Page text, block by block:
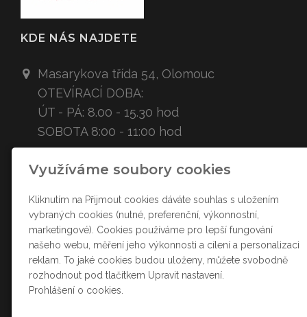
KDE NÁS NAJDETE
Masarykova třída 54, Olomouc
OTEVÍRACÍ DOBA:
ÚT - PÁ: 8.00 - 15.30 hod
SOBOTA 8:00 - 11:00 hod
KONTAKT
ztracenacukrarna@seznam.cz
+420 607 778 008
SOCIÁLNÍ SÍTĚ
Využíváme soubory cookies
Kliknutím na Přijmout cookies dáváte souhlas s uložením
vybraných cookies (nutné, preferenční, výkonnostní,
marketingové). Cookies používáme pro lepší fungování
našeho webu, měření jeho výkonnosti a cílení a personalizaci
reklam. To jaké cookies budou uloženy, můžete svobodně
rozhodnout pod tlačítkem Upravit nastavení.
Prohlášení o cookies.